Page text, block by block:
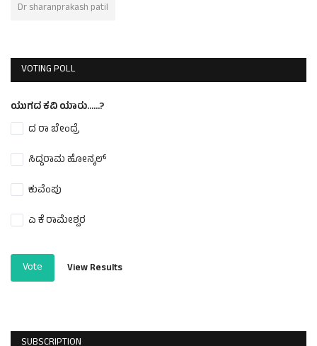
Dr sharanprakash patil
VOTING POLL
ಯುಗದ ಕವಿ ಯಾರು......?
ದ ರಾ ಬೇಂದ್ರೆ
ಸಿದ್ದರಾಮ ಹೋನ್ಕಲ್
ಕುವೆಂಪು
ಎ ಕೆ ರಾಮೇಶ್ವರ
Vote View Results